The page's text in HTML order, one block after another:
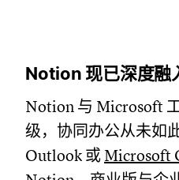
Notion 现已深度
Notion 与 Microsoft
级，协同办公从未如
Outlook 或 Microsoft